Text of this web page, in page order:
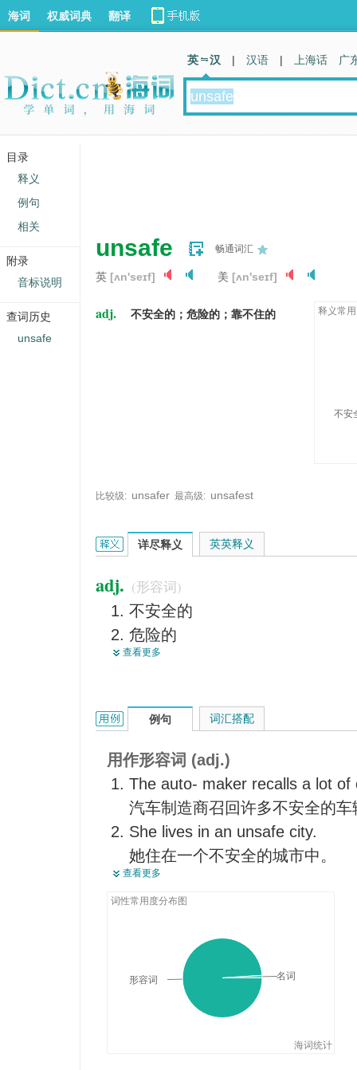
unsafe 畅通词汇
英 [ʌn'seɪf] 美 [ʌn'seɪf]
adj. 不安全的；危险的；靠不住的 释义常
不安
比较级: unsafer 最高级: unsafest
unsafe的英文翻译是什么意思，词典释义与在线翻
详尽释义
adj. (形容词)
不安全的
危险的
靠不住的
不稳妥的
查看更多
英英释义
unsafe的用法和样例：
例句
用作形容词 (adj.)
The auto- maker recalls a lot
汽车制造商召回许多不安全的车
She lives in an unsafe city.
她住在一个不安全的城市中。
It's unsafe for her to go alone.
她单独去是很危险的。
这座桥绝对是危险的!
查看更多
词性常用度分布图
海词统计
形容词 名词
词汇搭配
海词 权威词典 翻译
英 汉 | 汉语 | 上海话 广
目录
释义
例句
相关
附录
音标说明
查词历史
unsafe